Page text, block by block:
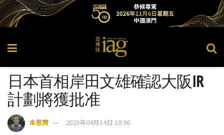
日本首相岸田文雄確認大阪IR
計劃將獲批准
本思齊 2023年04月14日 10:36